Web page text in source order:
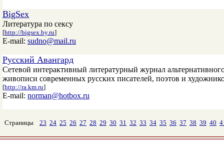
BigSex
Литература по сексу
[http://bigsex.by.ru]
E-mail: sudno@mail.ru
Русский Авангард
Сетевой интерактивный литературный журнал
живописи современных русских писателей, поэтов и
[http://ra.km.ru]
E-mail: norman@hotbox.ru
Страницы 23 24 25 26 27 28 29 30 31 32 33 34 35 36 37 38 39 40